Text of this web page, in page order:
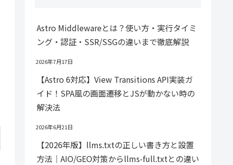
Astro Middlewareとは？使い方・実行タイミ
ング・認証・SSR/SSGの違いまで徹底解説
2026年7月17日
【Astro 6対応】View Transitions API実装ガ
イド！SPA風の画面遷移とJSが動かない時の
解決法
2026年6月21日
【2026年版】llms.txtの正しい書き方と設置
方法｜AIO/GEO対策からllms-full.txtとの違い